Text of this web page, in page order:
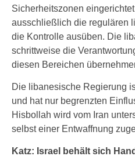
Sicherheitszonen
ausschließlich die regulären
die Kontrolle ausüben. Die
schrittweise die
diesen Bereichen
Die libanesische Regierung
und hat nur begrenzten
Hisbollah wird vom Iran
selbst einer Entwaffnung
Katz: Israel behält sich